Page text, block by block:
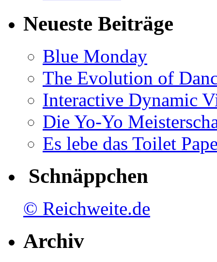
Neueste Beiträge
Blue Monday
The Evolution of
Interactive Dynamic
Die Yo-Yo
Es lebe das Toilet
Schnäppchen
© Reichweite.de
Archiv